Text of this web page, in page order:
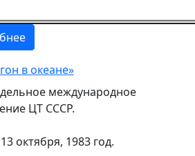
в океане»
международное
ЦТ СССР.
октября, 1983 год.